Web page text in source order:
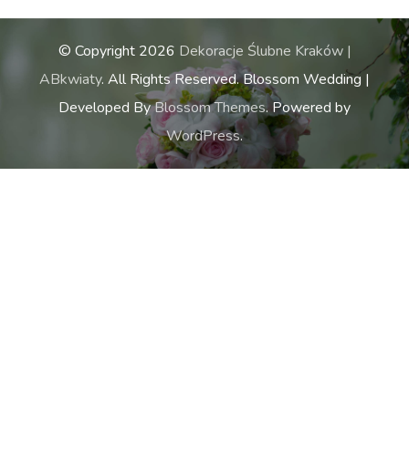
© Copyright 2026 Dekoracje Ślubne Kraków |
ABkwiaty. All Rights Reserved.Blossom Wedding |
Developed ByBlossom Themes. Powered by
WordPress.